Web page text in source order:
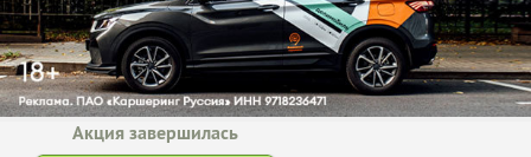
Акция завершилась